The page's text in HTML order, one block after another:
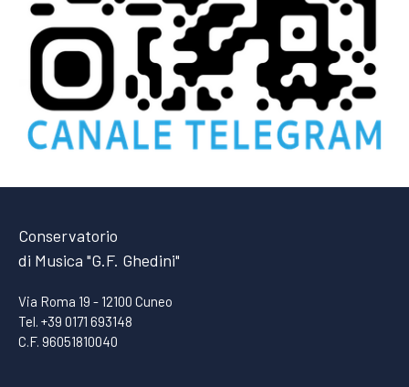
Conservatorio
di Musica "G.F. Ghedini"
Via Roma 19 - 12100 Cuneo
Tel. +39 0171 693148
C.F. 96051810040